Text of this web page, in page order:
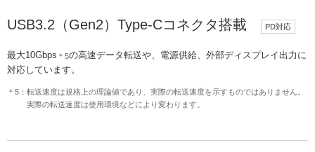
USB3.2（Gen2）Type-Cコネクタ搭載 PD対応
最大10Gbps ＊5の高速データ転送や、電源供給、外部ディスプレイ出力に
対応しています。
＊5：転送速度は規格上の理論値であり、実際の転送速度を示すものではありません。
実際の転送速度は使用環境などにより変わります。